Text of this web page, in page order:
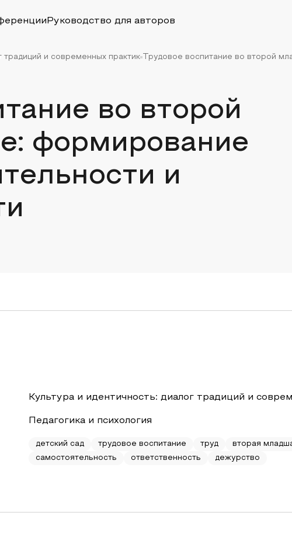
Руководство для авторов
традиций и современных практик Трудовое воспитание во второй
во второй
формирование
и
Культура и идентичность: диалог традиций и
Педагогика и психология
детский сад трудовое воспитание труд вторая
самостоятельность
ответственность дежурство